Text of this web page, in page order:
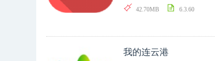
趣的笔刷效果在线修图，提供多
42.70MB 6.3.60
我的连云港